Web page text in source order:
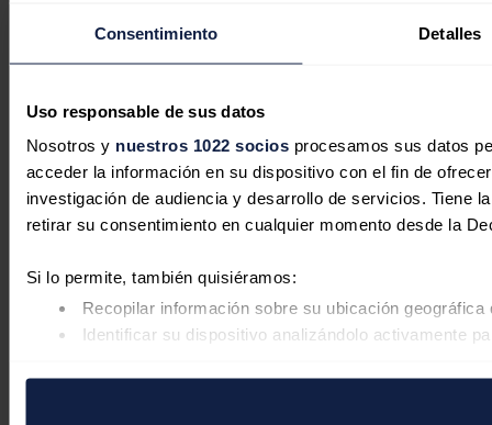
Consentimiento Detalles
Uso responsable de sus datos
Nosotros y nuestros 1022 sociosprocesamos sus datos
acceder la información en su dispositivo con el fin de
investigación de audiencia y desarrollo de servicios. Tiene
retirar su consentimiento en cualquier momento desde la
Si lo permite, también quisiéramos:
Recopilar información sobre su ubicación
Identificar su dispositivo analizándolo activamente